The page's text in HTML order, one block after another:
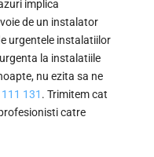
implica
de un instalator
urgentele instalatiilor
la instalatiile
nu ezita sa ne
131 . Trimitem cat
catre